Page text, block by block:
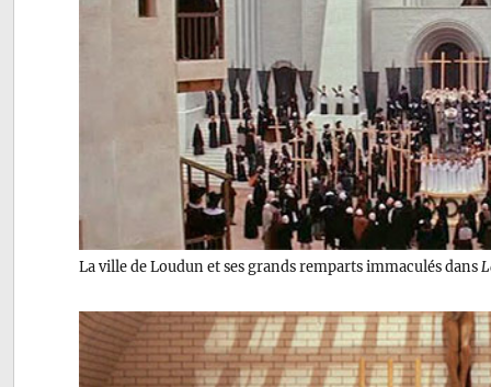
La ville de Loudun et ses grands remparts immaculés dans